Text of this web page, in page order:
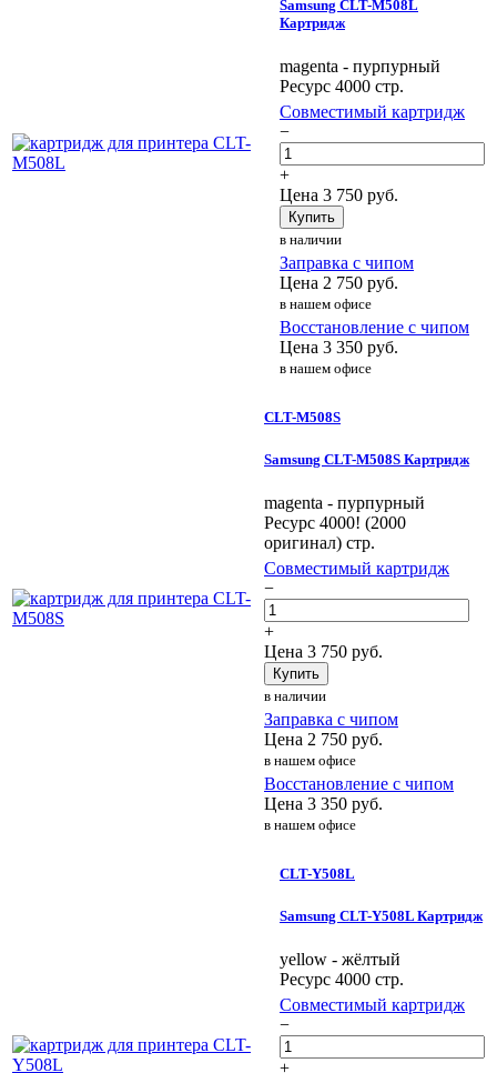
Samsung CLT-M508L
Картридж
magenta - пурпурный
Ресурс 4000 стр.
Совместимый картридж
−
+
Цена 3 750 руб.
Купить
в наличии
Заправка с чипом
Цена 2 750 руб.
в нашем офисе
Восстановление с чипом
Цена 3 350 руб.
в нашем офисе
CLT-M508S
Samsung CLT-M508S Картридж
magenta - пурпурный
Ресурс 4000! (2000
оригинал) стр.
Совместимый картридж
−
+
Цена 3 750 руб.
Купить
в наличии
Заправка с чипом
Цена 2 750 руб.
в нашем офисе
Восстановление с чипом
Цена 3 350 руб.
в нашем офисе
CLT-Y508L
Samsung CLT-Y508L Картридж
yellow - жёлтый
Ресурс 4000 стр.
Совместимый картридж
−
+